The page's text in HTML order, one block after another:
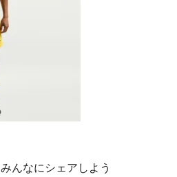
んなにシェアしよう